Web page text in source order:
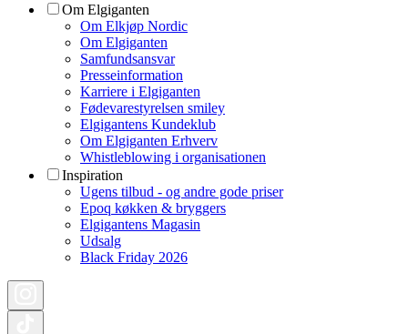
Om Elgiganten
Om Elkjøp Nordic
Om Elgiganten
Samfundsansvar
Presseinformation
Karriere i Elgiganten
Fødevarestyrelsen smiley
Elgigantens Kundeklub
Om Elgiganten Erhverv
Whistleblowing i organisationen
Inspiration
Ugens tilbud - og andre gode priser
Epoq køkken & bryggers
Elgigantens Magasin
Udsalg
Black Friday 2026